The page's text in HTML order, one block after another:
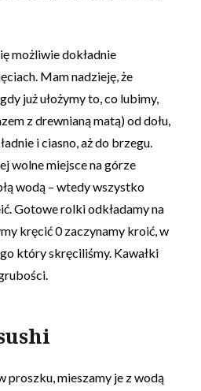
możliwie dokładnie
Mam nadzieję, że
już ułożymy to, co lubimy,
z drewnianą matą) od dołu,
i ciasno, aż do brzegu.
wolne miejsce na górze
wodą – wtedy wszystko
Gotowe rolki odkładamy na
kręcić 0 zaczynamy kroić, w
który skręciliśmy. Kawałki
proszku, mieszamy je z wodą